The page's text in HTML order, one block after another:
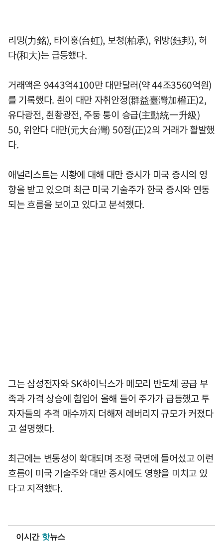
리밍(力銘), 타이훙(台虹), 보청(柏承), 위방(鈺邦), 허
다(和大)는 급등했다.
거래액은 9443억4100만 대만달러(약 44조3560억원)
를 기록했다. 췬이 대만 자취안정(群益臺灣加權正)2,
유다광전, 췬촹광전, 주둥 퉁이 승급(主動統一升級)
50, 위안다 대만(元大台灣) 50정(正)2의 거래가 활발했
다.
애널리스트는 시황에 대해 대만 증시가 미국 증시의 영
향을 받고 있으며 최근 미국 기술주가 한국 증시와 연동
되는 흐름을 보이고 있다고 분석했다.
그는 삼성전자와 SK하이닉스가 메모리 반도체 공급 부
족과 가격 상승에 힘입어 올해 들어 주가가 급등했고 투
자자들의 추격 매수까지 더해져 레버리지 규모가 커졌다
고 설명했다.
최근에는 변동성이 확대되며 조정 국면에 들어섰고 이런
흐름이 미국 기술주와 대만 증시에도 영향을 미치고 있
다고 지적했다.
이시간 핫뉴스